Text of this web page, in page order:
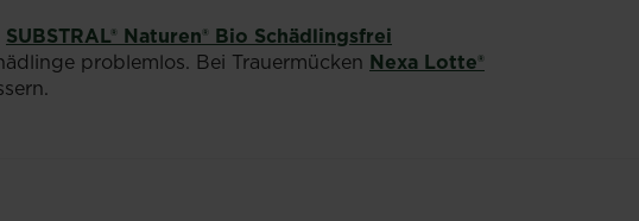
SUBSTRAL® Naturen® Bio Schädlingsfrei
problemlos. Bei Trauermücken Nexa Lotte®